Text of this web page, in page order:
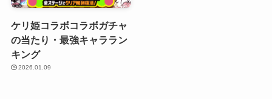
ケリ姫コラボコラボガチャ
の当たり・最強キャララン
キング
2026.01.09